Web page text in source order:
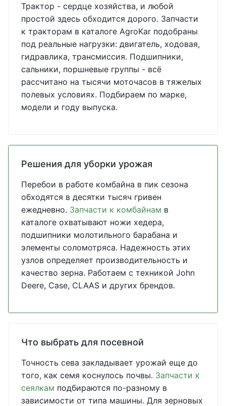
Трактор - сердце хозяйства, и любой
простой здесь обходится дорого. Запчасти
к тракторам в каталоге AgroKar подобраны
под реальные нагрузки: двигатель, ходовая,
гидравлика, трансмиссия. Подшипники,
сальники, поршневые группы - всё
рассчитано на тысячи моточасов в тяжелых
полевых условиях. Подбираем по марке,
модели и году выпуска.
Решения для уборки урожая
Перебои в работе комбайна в пик сезона
обходятся в десятки тысяч гривен
ежедневно. Запчасти к комбайнам в
каталоге охватывают ножи хедера,
подшипники молотильного барабана и
элементы соломотряса. Надежность этих
узлов определяет производительность и
качество зерна. Работаем с техникой John
Deere, Case, CLAAS и других брендов.
Что выбрать для посевной
Точность сева закладывает урожай еще до
того, как семя коснулось почвы. Запчасти к
сеялкам подбираются по-разному в
зависимости от типа машины. Для зерновых